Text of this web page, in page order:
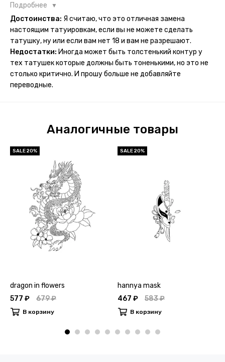
просто не "усиживались", не те темнели, а после душа
вообще слазили, вот недавно сделала фризби дог и он
через сутки проявился и все ещё держится!! ну а 4 звезды
потому что у меня ещё очень много переводных
татуировок(
Подробнее
Достоинства: Я считаю, что это отличная замена
настоящим татуировкам, если вы не можете сделать
татушку, ну или если вам нет 18 и вам не разрешают.
Недостатки: Иногда может быть толстенький контур у
тех татушек которые должны быть тоненькими, но это не
столько критично. И прошу больше не добавляйте
переводные.
Аналогичные товары
SALE 20%
dragon in flowers
577 ₽
679 ₽
В корзину
SALE 20%
hannya mask
467 ₽
583 ₽
В корзину